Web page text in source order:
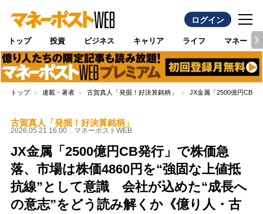
ログイン
トップ 投資 ビジネス キャリア ライフ マネー
トップ 連載・著者 古賀真人「発掘！好決算銘柄」 JX金属「2500億円CB発
古賀真人「発掘！好決算銘柄」
2026.05.21 16:00 マネーポストWEB
JX金属「2500億円CB発行」で株価急
落、市場は株価4860円を“強固な上値抵
抗線”として意識 会社が込めた“成長へ
の意志”をどう読み解くか《億り人・古